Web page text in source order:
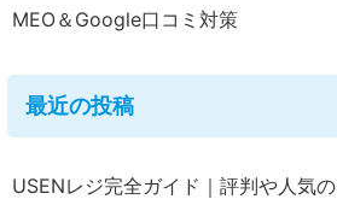
MEO＆Google口コミ対策
最近の投稿
USENレジ完全ガイド｜評判や人気の